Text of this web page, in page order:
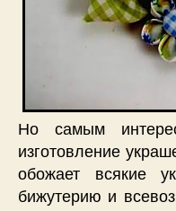
Но самым
изготовление
обожает всякие
бижутерию и